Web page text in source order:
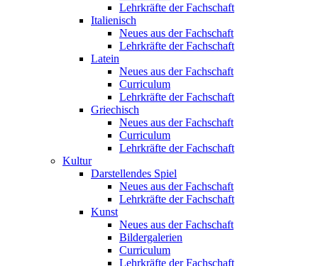
Lehrkräfte der Fachschaft
Italienisch
Neues aus der Fachschaft
Lehrkräfte der Fachschaft
Latein
Neues aus der Fachschaft
Curriculum
Lehrkräfte der Fachschaft
Griechisch
Neues aus der Fachschaft
Curriculum
Lehrkräfte der Fachschaft
Kultur
Darstellendes Spiel
Neues aus der Fachschaft
Lehrkräfte der Fachschaft
Kunst
Neues aus der Fachschaft
Bildergalerien
Curriculum
Lehrkräfte der Fachschaft